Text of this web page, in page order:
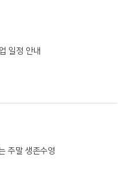
일정 안내
주말 생존수영